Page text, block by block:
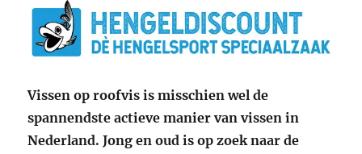
Vissen op roofvis is misschien wel de
spannendste actieve manier van vissen in
Nederland. Jong en oud is op zoek naar de